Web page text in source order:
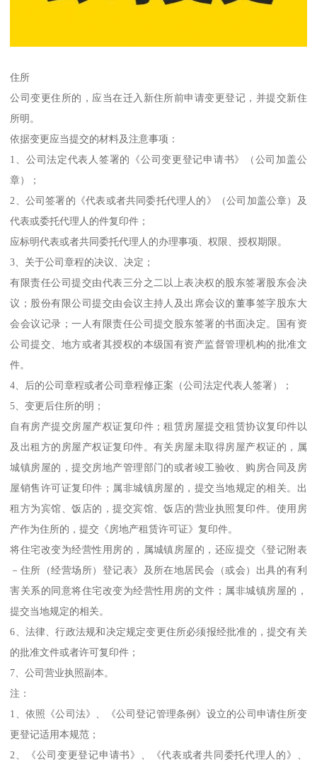
住所
公司变更住所的，应当在迁入新住所前申请变更登记，并提交新住
所明。
依据变更应当提交的材料及注意事项：
1、公司法定代表人签署的《公司变更登记申请书》（公司加盖公
章）；
2、公司签署的《代表或者共同委托代理人的》（公司加盖公章）及
代表或委托代理人的件复印件；
应标明代表或者共同委托代理人的办理事项、权限、授权期限。
3、关于公司章程的决议、决定；
有限责任公司提交由代表三分之二以上表决权的股东签署股东会决
议；股份有限公司提交由会议主持人及出席会议的董事签字股东大
会会议记录；一人有限责任公司提交股东签署的书面决定。国有资
公司提交、地方或者其授权的本级国有资产监督管理机构的批准文
件。
4、后的公司章程或者公司章程修正案（公司法定代表人签署）；
5、变更后住所的明；
自有房产提交房屋产权证复印件；租赁房屋提交租赁协议复印件以
及出租方的房屋产权证复印件。有关房屋未取得房屋产权证的，属
城镇房屋的，提交房地产管理部门的或者竣工验收、购房合同及房
屋销售许可证复印件；属非城镇房屋的，提交当地规定的相关。出
租方为宾馆、饭店的，提交宾馆、饭店的营业执照复印件。使用房
产作为住所的，提交《房地产租赁许可证》复印件。
将住宅改变为经营性用房的，属城镇房屋的，还应提交《登记附表
－住所（经营场所）登记表》及所在地居民会（或会）出具的有利
害关系的同意将住宅改变为经营性用房的文件；属非城镇房屋的，
提交当地规定的相关。
6、法律、行政法规和决定规定变更住所必须报经批准的，提交有关
的批准文件或者许可复印件；
7、公司营业执照副本。
注：
1、依照《公司法》、《公司登记管理条例》设立的公司申请住所变
更登记适用本规范；
2、《公司变更登记申请书》、《代表或者共同委托代理人的》、